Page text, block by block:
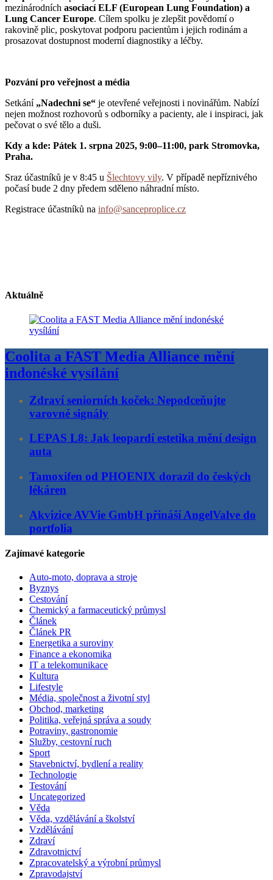
mezinárodních asociací ELF (European Lung Foundation) a
Lung Cancer Europe. Cílem spolku je zlepšit povědomí o
rakovině plic, poskytovat podporu pacientům i jejich rodinám a
prosazovat dostupnost moderní diagnostiky a léčby.
Pozvání pro veřejnost a média
Setkání „Nadechni se“ je otevřené veřejnosti i novinářům. Nabízí
nejen možnost rozhovorů s odborníky a pacienty, ale i inspiraci, jak
pečovat o své tělo a duši.
Kdy a kde: Pátek 1. srpna 2025, 9:00–11:00, park Stromovka,
Praha.
Sraz účastníků je v 8:45 u Šlechtovy vily. V případě nepříznivého
počasí bude 2 dny předem sděleno náhradní místo.
Registrace účastníků na info@sanceproplice.cz
Aktuálně
Coolita a FAST Media Alliance mění
indonéské vysílání
Zdraví seniorních koček: Nepodceňujte
varovné signály
LEPAS L8: Jak leopardí estetika mění design
auta
Tamoxifen od PHOENIX dorazil do českých
lékáren
Akvizice AVVie GmbH přináší AngelValve do
portfolia
Zajímavé kategorie
Auto-moto, doprava a stroje
Byznys
Cestování
Chemický a farmaceutický průmysl
Článek
Článek PR
Energetika a suroviny
Finance a ekonomika
IT a telekomunikace
Kultura
Lifestyle
Média, společnost a životní styl
Obchod, marketing
Politika, veřejná správa a soudy
Potraviny, gastronomie
Služby, cestovní ruch
Sport
Stavebnictví, bydlení a reality
Technologie
Testování
Uncategorized
Věda
Věda, vzdělávání a školství
Vzdělávání
Zdraví
Zdravotnictví
Zpracovatelský a výrobní průmysl
Zpravodajství